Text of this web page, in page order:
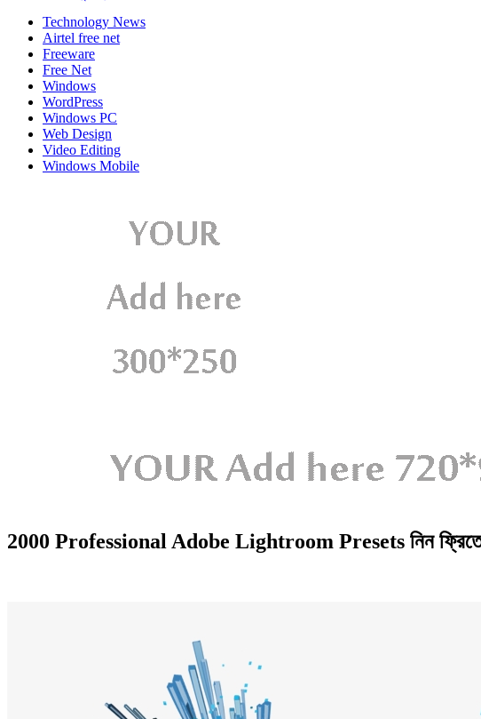
Technology News
Airtel free net
Freeware
Free Net
Windows
WordPress
Windows PC
Web Design
Video Editing
Windows Mobile
2000 Professional Adobe Lightroom Presets নিন